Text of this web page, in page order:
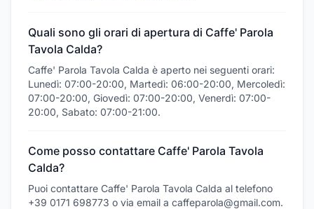
Quali sono gli orari di apertura di Caffe' Parola
Tavola Calda?
Caffe' Parola Tavola Calda è aperto nei seguenti orari:
Lunedì: 07:00-20:00, Martedì: 06:00-20:00, Mercoledì:
07:00-20:00, Giovedì: 07:00-20:00, Venerdì: 07:00-
20:00, Sabato: 07:00-21:00.
Come posso contattare Caffe' Parola Tavola
Calda?
Puoi contattare Caffe' Parola Tavola Calda al telefono
+39 0171 698773 o via email a caffeparola@gmail.com.